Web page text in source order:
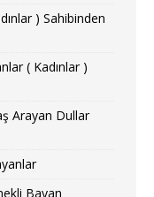
) Sahibinden
( Kadınlar )
Arayan Dullar
Bayan